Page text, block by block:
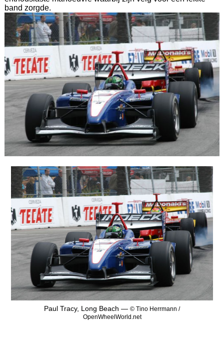
band zorgde.
Paul Tracy, Long Beach — © Tino Herrmann /
OpenWheelWorld.net